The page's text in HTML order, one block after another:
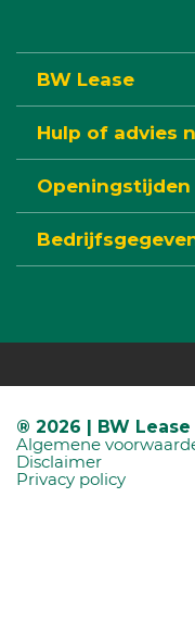
BW Lease
Hulp of advies
Openingstijden
® 2026 | BW Lease
Algemene
Disclaimer
Privacy policy